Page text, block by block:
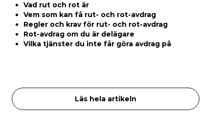
Vad rut och rot är
Vem som kan få rut- och rot-avdrag
Regler och krav för rut- och rot-avdrag
Rot-avdrag om du är delägare
Vilka tjänster du inte får göra avdrag på
Läs hela artikeln